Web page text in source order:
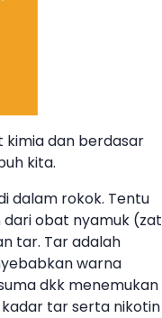
kimia dan berdasar
kita.
dalam rokok. Tentu
obat nyamuk (zat
tar. Tar adalah
warna
dkk menemukan
kadar tar serta nikotin